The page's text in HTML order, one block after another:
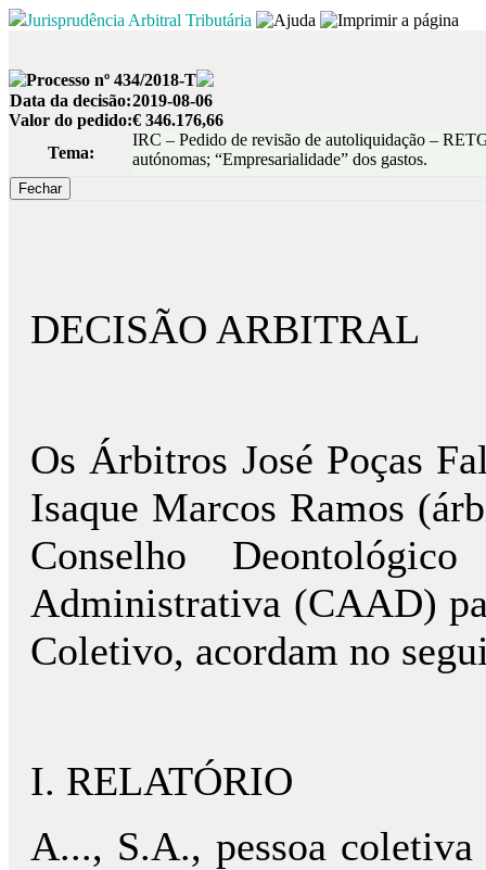
Jurisprudência Arbitral Tributária
Processo nº 434/2018-T
Data da decisão:2019-08-06
Valor do pedido:€ 346.176,66
Tema:
IRC – Pedido de revisão de autoliquidação –
autónomas; “Empresarialidade” dos gastos.
DECISÃO ARBITRAL
Os Árbitros José Poças
Isaque Marcos Ramos
Conselho
Administrativa (CAAD)
Coletivo, acordam no
I. RELATÓRIO
A..., S.A., pessoa